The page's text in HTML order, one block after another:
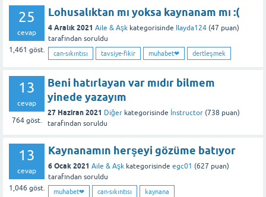
25
cevap
1,461 göst.
Lohusalıktan mı yoksa kaynanam mı :(
4 Aralık 2021 Aile & Aşk kategorisinde Ilayda124 (47 puan)
tarafından soruldu
can-sıkıntısı tavsiye-fikir muhabet❤ dertleşmek
13
cevap
764göst.
Beni hatırlayan var mıdır bilmem
yinede yazayım
27 Haziran 2021 Diğer kategorisinde İnstructor (738 puan)
tarafından soruldu
13
cevap
1,046 göst.
Kaynanamın herşeyi gözüme batıyor
6 Ocak 2021 Aile & Aşk kategorisinde egc01 (627 puan)
tarafından soruldu
muhabet❤ can-sıkıntısı kaynana